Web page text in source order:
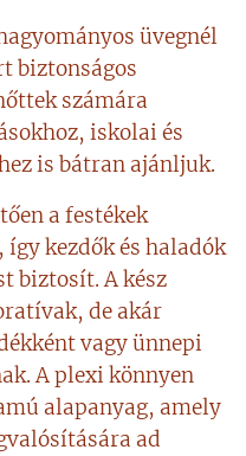
üvegnél
biztonságos
számára
iskolai és
is bátran ajánljuk.
a festékek
kezdők és haladók
biztosít. A kész
de akár
vagy ünnepi
A plexi könnyen
alapanyag, amely
ad